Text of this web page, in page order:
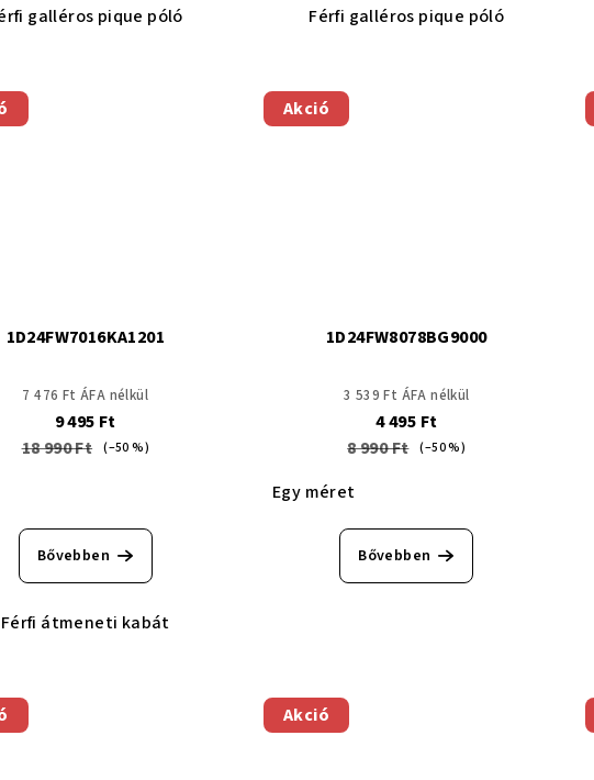
galléros pique póló Férfi galléros pique póló
1D24FW7016KA1201
7 476 Ft ÁFA nélkül
9 495 Ft
18 990 Ft (–50 %)
Bővebben
Férfi átmeneti kabát
Akció
1D24FW8078BG9000
3 539 Ft ÁFA nélkül
4 495 Ft
8 990 Ft (–50 %)
Egy méret
Bővebben
Akció